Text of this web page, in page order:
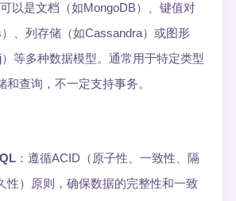
可以是文档（如MongoDB）、键值对
）、列存储（如Cassandra）或图形
）等多种数据模型。通常用于特定类型
和查询，不一定支持事务。
：遵循ACID（原子性、一致性、隔
性）原则，确保数据的完整性和一致